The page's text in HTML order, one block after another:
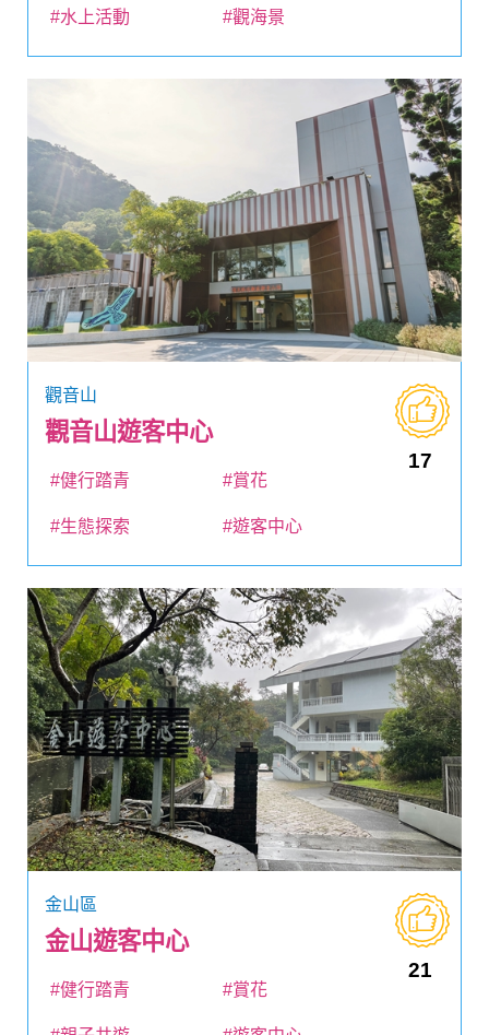
#水上活動 #觀海景
觀音山
觀音山遊客中心
17
#健行踏青 #賞花
#生態探索 #遊客中心
金山區
金山遊客中心
21
#健行踏青 #賞花